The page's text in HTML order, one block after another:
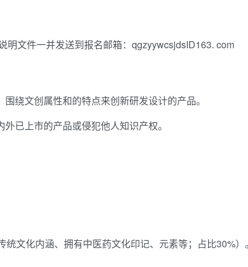
明文件一并发送到报名邮箱：qgzyywcsjdsID163. com
绕文创属性和的特点来创新研发设计的产品。
已上市的产品或侵犯他人知识产权。
文化内涵、拥有中医药文化印记、元素等；占比30%）